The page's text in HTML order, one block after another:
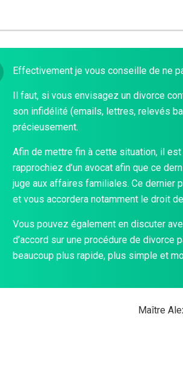
Effectivement je vous conseille de ne
Il faut, si vous envisagez un divorce
son infidélité (emails, lettres, relevés
précieusement.
Afin de mettre fin à cette situation, il
rapprochiez d’un avocat afin que ce
juge aux affaires familiales. Ce dernier
et vous accordera notamment le droit
Vous pouvez également en discuter
d’accord sur une procédure de divorce
beaucoup plus rapide, plus simple et
Maître